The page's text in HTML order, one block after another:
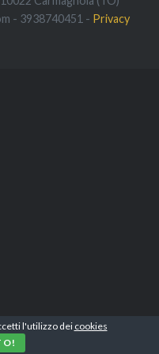
- 3938740451 - Privacy
l'utilizzo dei cookies